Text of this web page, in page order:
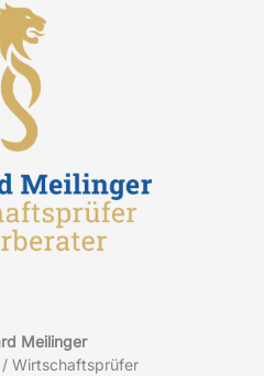
Meilinger
Wirtschaftsprüfer